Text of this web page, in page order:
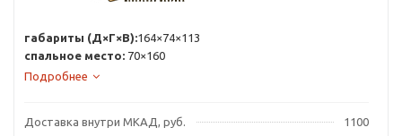
габариты (Д×Г×В):164×74×113
спальное место: 70×160
Подробнее
Доставка внутри МКАД, руб.
1100